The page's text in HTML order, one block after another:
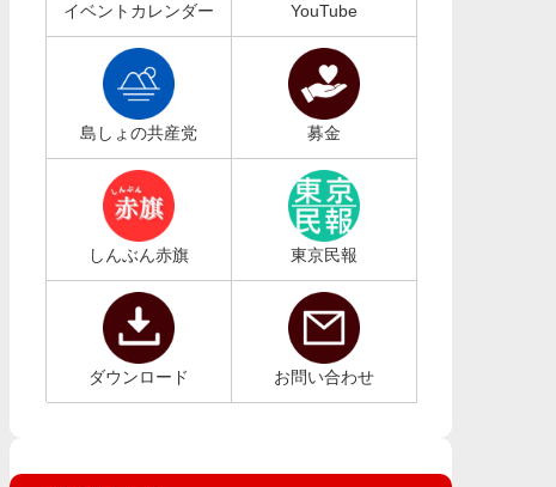
イベントカレンダー YouTube
島しょの共産党 募金
しんぶん赤旗 東京民報
ダウンロード お問い合わせ